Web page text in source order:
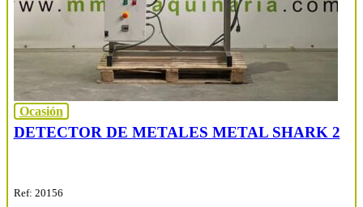
Ocasión
DETECTOR DE METALES METAL SHARK 2
Ref: 20156